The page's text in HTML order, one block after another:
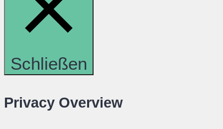
Schließen
Privacy Overview